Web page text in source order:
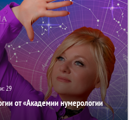
29
от «Академии нумерологии